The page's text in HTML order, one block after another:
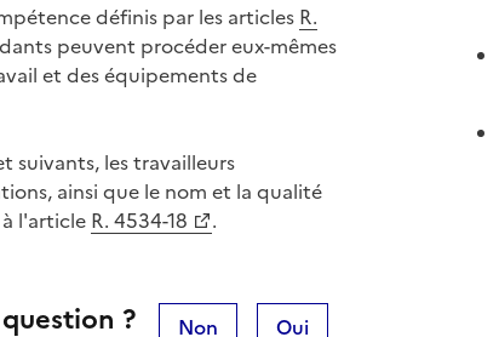
définis par les articles R.
peuvent procéder eux-mêmes
et des équipements de
suivants, les travailleurs
ainsi que le nom et la qualité
l'article R. 4534-18 .
? Non Oui